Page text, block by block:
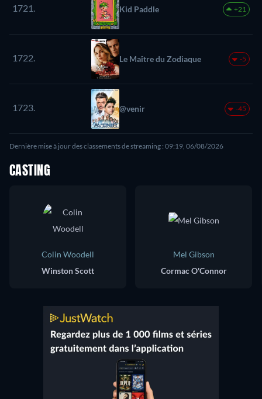
1721. Kid Paddle +21
1722. Le Maître du Zodiaque -5
1723. @venir -45
Dernière mise à jour des classements de streaming : 09:19, 06/08/2026
CASTING
Colin Woodell
Winston Scott
Mel Gibson
Cormac O'Connor